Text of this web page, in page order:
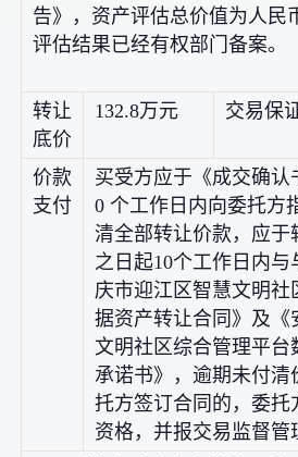
告》，资产评估总价值为人民
评估结果已经有权部门备案。
转让
底价
132.8万元 交易保
价款
支付
买受方应于《成交确认
0 个工作日内向委托方
清全部转让价款，应于
之日起10个工作日内
庆市迎江区智慧文明社
据资产转让合同》及《
文明社区综合管理平台
承诺书》，逾期未付清
托方签订合同的，委托
资格，并报交易监督管